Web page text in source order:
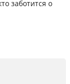
заботится о